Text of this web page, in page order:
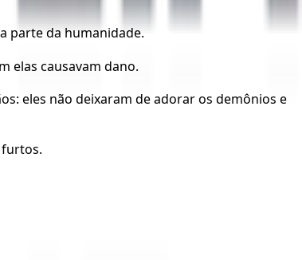
parte da humanidade.
elas causavam dano.
eles não deixaram de adorar os demônios e
furtos.